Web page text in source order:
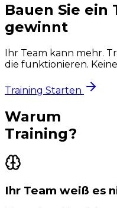
Bauen Sie ein
gewinnt
Ihr Team kann mehr.
die funktionieren.
Training Starten
Warum
Training?
Ihr Team weiß es